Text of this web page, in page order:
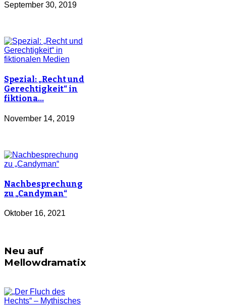
September 30, 2019
Spezial: „Recht und
Gerechtigkeit“ in
fiktiona…
November 14, 2019
Nachbesprechung
zu „Candyman“
Oktober 16, 2021
Neu auf
Mellowdramatix